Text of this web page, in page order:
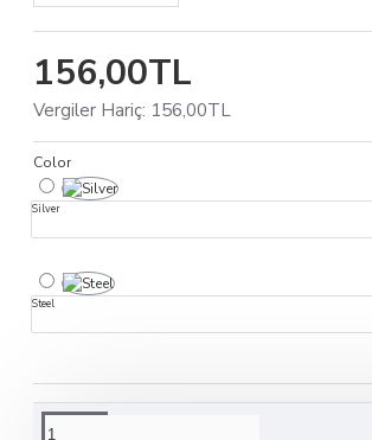
156,00TL
Vergiler Hariç: 156,00TL
Color
Silver
Steel